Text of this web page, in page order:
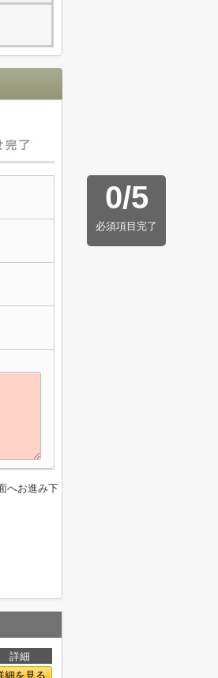
0/5
必須項目完了
へお進み下
詳細
細を見る